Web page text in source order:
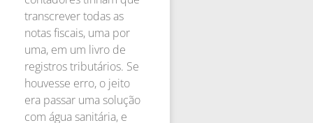
transcrever todas as
notas fiscais, uma por
uma, em um livro de
registros tributários. Se
houvesse erro, o jeito
era passar uma solução
com água sanitária, e